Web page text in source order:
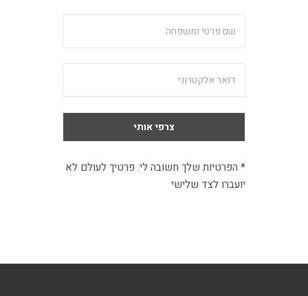
* הפרטיות שלך חשובה לי. פרטיך לעולם לא
יועברו לצד שלישי